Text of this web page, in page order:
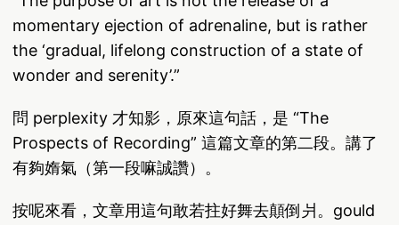
momentary ejection of adrenaline, but is rather
the ‘gradual, lifelong construction of a state of
wonder and serenity’.”
問 perplexity 才知影，原來這句話，是 “The
Prospects of Recording” 這篇文章的第二段。講了
有夠媠氣（第一段嘛誠讚）。
按呢來看，文章用這句敢若拄好舞去顛倒爿。gould